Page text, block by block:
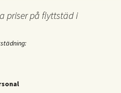
priser på flyttstäd i